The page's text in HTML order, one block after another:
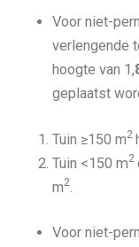
Voor niet-
verlengende
hoogte van 1,
geplaatst
Tuin ≥150 m2
Tuin <150 m2
m2
Voor niet-